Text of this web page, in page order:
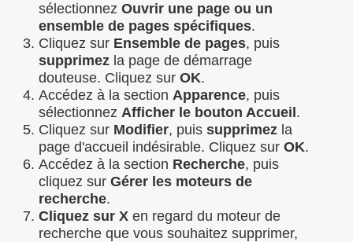
sélectionnez Ouvrir une page ou un
ensemble de pages spécifiques.
Cliquez sur Ensemble de pages, puis
supprimez la page de démarrage
douteuse. Cliquez sur OK.
Accédez à la section Apparence, puis
sélectionnez Afficher le bouton Accueil .
Cliquez sur Modifier, puis supprimez la
page d'accueil indésirable. Cliquez sur OK.
Accédez à la section Recherche, puis
cliquez sur Gérer les moteurs de
recherche.
Cliquez sur X en regard du moteur de
recherche que vous souhaitez supprimer,